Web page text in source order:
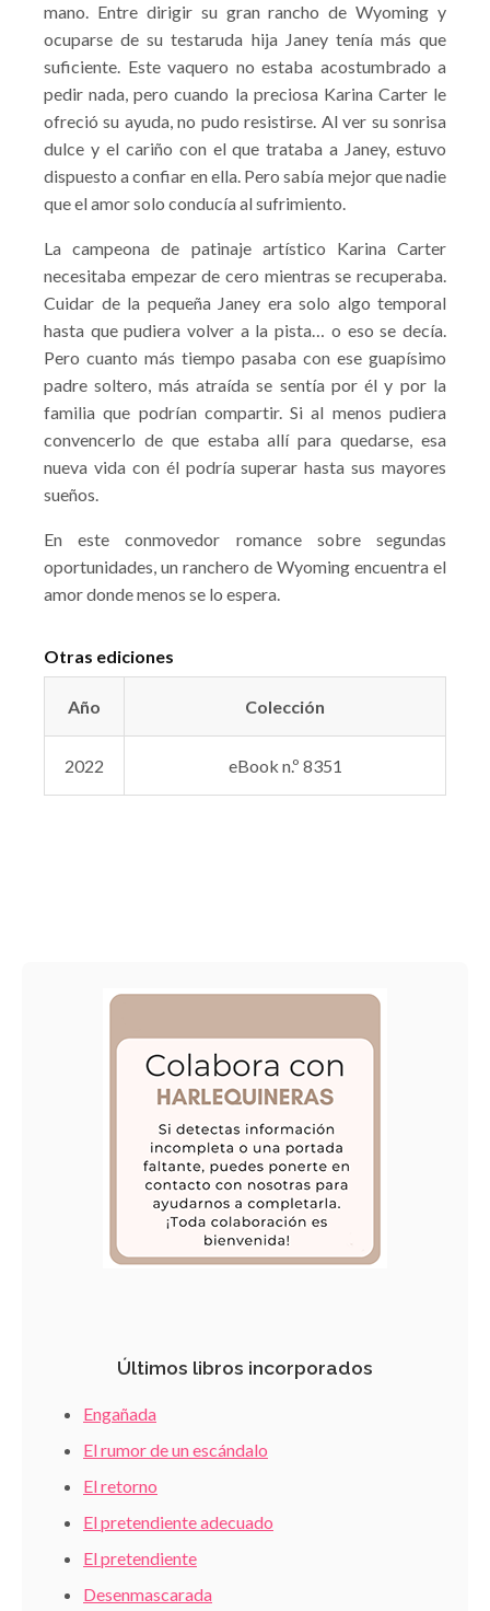
mano. Entre dirigir su gran rancho de Wyoming y
ocuparse de su testaruda hija Janey tenía más que
suficiente. Este vaquero no estaba acostumbrado a
pedir nada, pero cuando la preciosa Karina Carter le
ofreció su ayuda, no pudo resistirse. Al ver su sonrisa
dulce y el cariño con el que trataba a Janey, estuvo
dispuesto a confiar en ella. Pero sabía mejor que nadie
que el amor solo conducía al sufrimiento.
La campeona de patinaje artístico Karina Carter
necesitaba empezar de cero mientras se recuperaba.
Cuidar de la pequeña Janey era solo algo temporal
hasta que pudiera volver a la pista… o eso se decía.
Pero cuanto más tiempo pasaba con ese guapísimo
padre soltero, más atraída se sentía por él y por la
familia que podrían compartir. Si al menos pudiera
convencerlo de que estaba allí para quedarse, esa
nueva vida con él podría superar hasta sus mayores
sueños.
En este conmovedor romance sobre segundas
oportunidades, un ranchero de Wyoming encuentra el
amor donde menos se lo espera.
Otras ediciones
Año Colección
2022 eBook n.º 8351
Últimos libros incorporados
Engañada
El rumor de un escándalo
El retorno
El pretendiente adecuado
El pretendiente
Desenmascarada